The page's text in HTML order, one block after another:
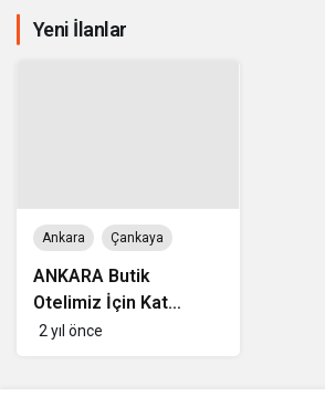
Yeni İlanlar
Ankara Çankaya
ANKARA Butik
Otelimiz İçin Kat
Görevlisi TEMİZLİK
2 yıl önce